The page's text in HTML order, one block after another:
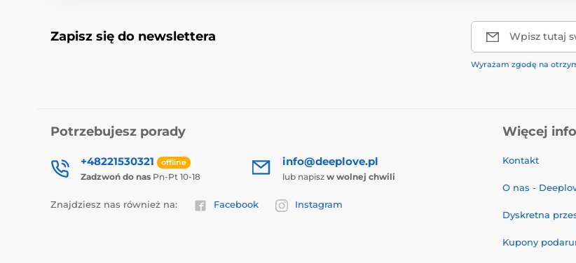
Zapisz się do newslettera Wpisz tutaj
Wyrażam zgodę na
Potrzebujesz porady
+48221530321 offline
Zadzwoń do nas Pn-Pt 10-18
info@deeplove.pl
lub napisz w wolnej chwili
Znajdziesz nas również na: Facebook Instagram
Więcej
Kontakt
O nas -
Dyskretna
Kupony